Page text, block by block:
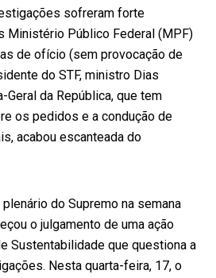
sofreram forte
Ministério Público Federal (MPF)
de ofício (sem provocação de
do STF, ministro Dias
Geral da República, que tem
os pedidos e a condução de
acabou escanteada do
do Supremo na semana
o julgamento de uma ação
Sustentabilidade que questiona a
Nesta quarta-feira, 17, o